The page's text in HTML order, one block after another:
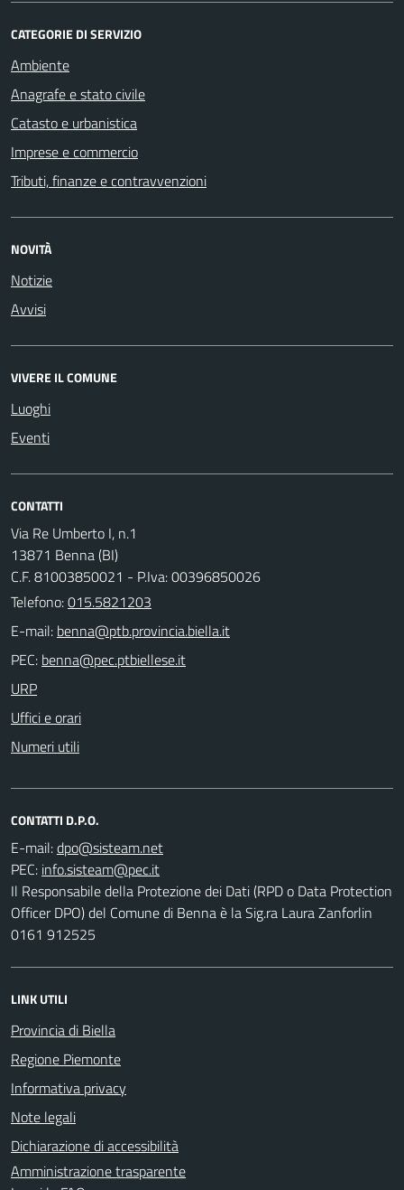
CATEGORIE DI SERVIZIO
Ambiente
Anagrafe e stato civile
Catasto e urbanistica
Imprese e commercio
Tributi, finanze e contravvenzioni
NOVITÀ
Notizie
Avvisi
VIVERE IL COMUNE
Luoghi
Eventi
CONTATTI
Via Re Umberto I, n.1
13871 Benna (BI)
C.F. 81003850021 - P.Iva: 00396850026
Telefono:015.5821203
E-mail:
PEC:
URP
Uffici e orari
Numeri utili
CONTATTI D.P.O.
E-mail:
PEC:
Il Responsabile della Protezione dei Dati (RPD o Data Protection
Officer DPO) del Comune di Benna è la Sig.ra Laura Zanforlin
0161 912525
LINK UTILI
Provincia di Biella
Regione Piemonte
Informativa privacy
Note legali
Dichiarazione di accessibilità
Amministrazione trasparente